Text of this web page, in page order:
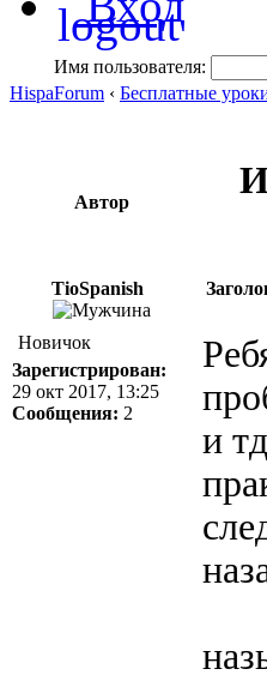
Имя пользователя:
HispaForum ‹ Бесплатные
Автор
TioSpanish
Новичок
Зарегистрирован:
29 окт 2017, 13:25
Сообщения: 2
и